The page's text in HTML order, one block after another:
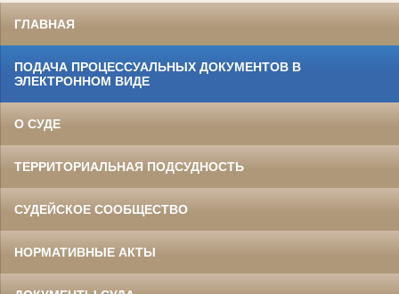
ГЛАВНАЯ
ПОДАЧА ПРОЦЕССУАЛЬНЫХ ДОКУМЕНТОВ В
ЭЛЕКТРОННОМ ВИДЕ
О СУДЕ
ТЕРРИТОРИАЛЬНАЯ ПОДСУДНОСТЬ
СУДЕЙСКОЕ СООБЩЕСТВО
НОРМАТИВНЫЕ АКТЫ